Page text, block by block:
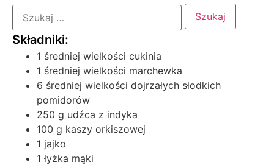
1 średniej wielkości cukinia
1 średniej wielkości marchewka
6 średniej wielkości dojrzałych słodkich
pomidorów
250 g udźca z indyka
100 g kaszy orkiszowej
1 jajko
1 łyżka mąki